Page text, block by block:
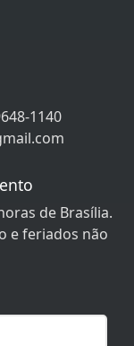
1140
de Brasília.
e feriados não